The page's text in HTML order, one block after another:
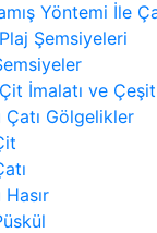
Yöntemi İle
Şemsiyeleri
Çit İmalatı ve
Çatı Gölgelikler